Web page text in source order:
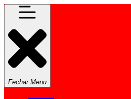
Fechar Menu